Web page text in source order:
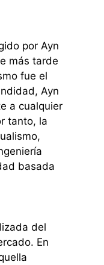
por Ayn
más tarde
fue el
Ayn
a cualquier
tanto, la
basada
del
En